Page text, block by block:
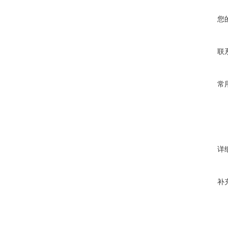
您
联
常
详
补